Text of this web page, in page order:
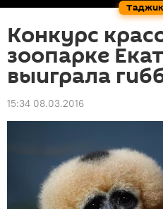
Конкурс
зоопарке
выиграла
15:34 08.03.2016